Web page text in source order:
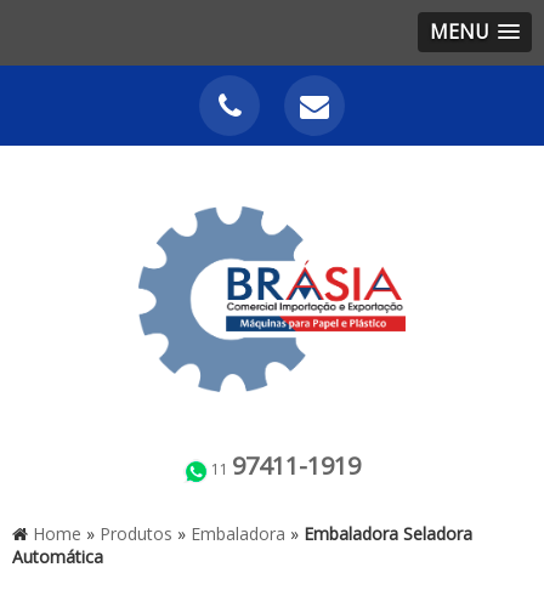
MENU
11 97411-1919
Home » Produtos » Embaladora » Embaladora Seladora
Automática